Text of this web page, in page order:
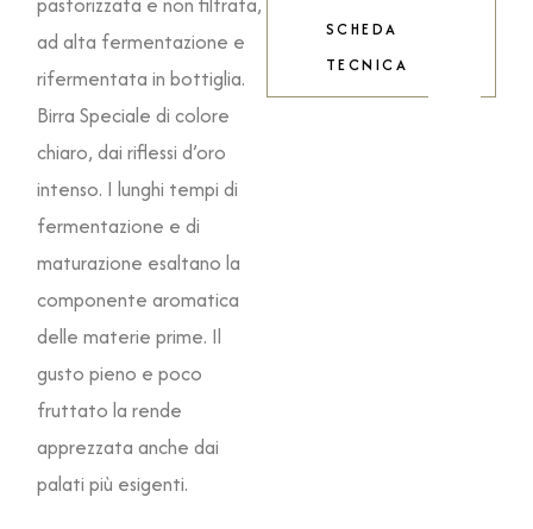
ad alta fermentazione e
rifermentata in bottiglia.
Birra Speciale di colore
chiaro, dai riflessi d’oro
intenso. I lunghi tempi di
fermentazione e di
maturazione esaltano la
componente aromatica
delle materie prime. Il
gusto pieno e poco
fruttato la rende
apprezzata anche dai
palati più esigenti.
SCHEDA
TECNICA